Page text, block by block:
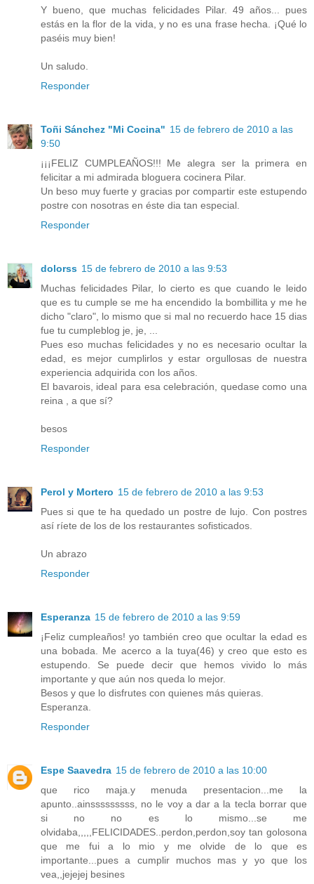
Y bueno, que muchas felicidades Pilar. 49 años... pues
estás en la flor de la vida, y no es una frase hecha. ¡Qué lo
paséis muy bien!
Un saludo.
Responder
Toñi Sánchez "Mi Cocina" 15 de febrero de 2010 a las
9:50
¡¡¡FELIZ CUMPLEAÑOS!!! Me alegra ser la primera en
felicitar a mi admirada bloguera cocinera Pilar.
Un beso muy fuerte y gracias por compartir este estupendo
postre con nosotras en éste dia tan especial.
Responder
dolorss 15 de febrero de 2010 a las 9:53
Muchas felicidades Pilar, lo cierto es que cuando le leido
que es tu cumple se me ha encendido la bombillita y me he
dicho "claro", lo mismo que si mal no recuerdo hace 15 dias
fue tu cumpleblog je, je, ...
Pues eso muchas felicidades y no es necesario ocultar la
edad, es mejor cumplirlos y estar orgullosas de nuestra
experiencia adquirida con los años.
El bavarois, ideal para esa celebración, quedase como una
reina , a que sí?
besos
Responder
Perol y Mortero 15 de febrero de 2010 a las 9:53
Pues si que te ha quedado un postre de lujo. Con postres
así ríete de los de los restaurantes sofisticados.
Un abrazo
Responder
Esperanza 15 de febrero de 2010 a las 9:59
¡Feliz cumpleaños! yo también creo que ocultar la edad es
una bobada. Me acerco a la tuya(46) y creo que esto es
estupendo. Se puede decir que hemos vivido lo más
importante y que aún nos queda lo mejor.
Besos y que lo disfrutes con quienes más quieras.
Esperanza.
Responder
Espe Saavedra 15 de febrero de 2010 a las 10:00
que rico maja.y menuda presentacion...me la
apunto..ainsssssssss, no le voy a dar a la tecla borrar que
si no no es lo mismo...se me
olvidaba,,,,,FELICIDADES..perdon,perdon,soy tan golosona
que me fui a lo mio y me olvide de lo que es
importante...pues a cumplir muchos mas y yo que los
vea,,jejejej besines